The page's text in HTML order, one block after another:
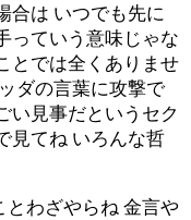
合は いつでも先に
っていう意味じゃな
とでは全くありませ
ダの言葉に攻撃で
い見事だというセク
見てね いろんな哲
とわざやらね 金言や